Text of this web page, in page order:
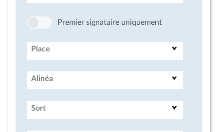
Premier signataire uniquement
Place
Alinéa
Sort